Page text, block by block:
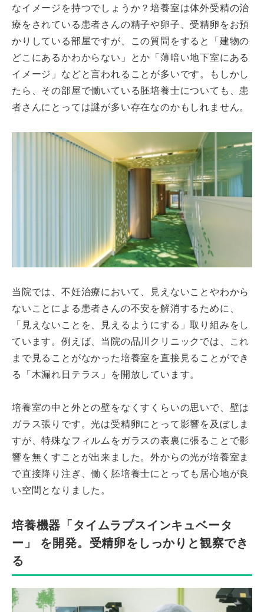
なイメージを持つでしょうか？培養室は体外受精の治
療をされている患者さんの精子や卵子、受精卵をお預
かりしている部屋ですが、この質問をすると「建物の
どこにあるかわからない」とか「薄暗い地下室にある
イメージ」などと言われることが多いです。もしかし
たら、その部屋で働いている胚培養士についても、患
者さんにとっては謎が多い存在なのかもしれません。
当院では、不妊治療において、見えないことやわから
ないことによる患者さんの不安を解消するために、
「見えないことを、見えるようにする」取り組みをし
ています。例えば、当院の品川クリニックでは、これ
まで見ることがなかった培養室を直接見ることができ
る「木漏れ日テラス」を開放しています。
培養室の中と外との壁をなくすくらいの思いで、壁は
ガラス張りです。光は受精卵にとって影響を及ぼしま
すが、特殊なフィルムをガラスの表裏に張ることで影
響を無くすことが出来ました。外からの光が培養室ま
で直接降り注ぎ、働く胚培養士にとっても居心地が良
い空間となりました。
培養機器「タイムラプスインキュベータ
ー」 を開発。受精卵をしっかりと観察でき
る